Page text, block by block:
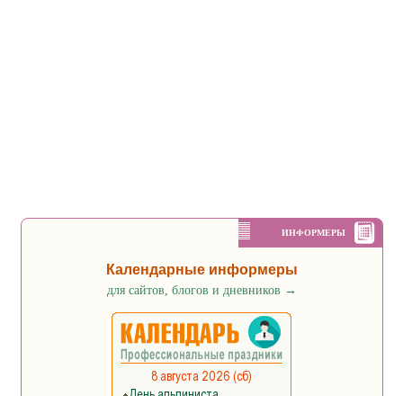
ИНФОРМЕРЫ
Календарные информеры
для сайтов, блогов и дневников →